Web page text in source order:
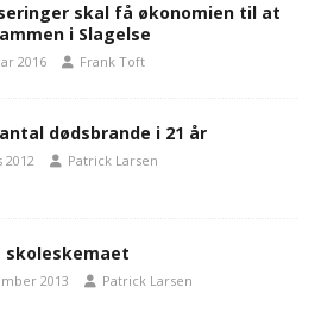
skal få økonomien til at
i Slagelse
2016 Frank Toft
dødsbrande i 21 år
2012 Patrick Larsen
skoleskemaet
2013 Patrick Larsen